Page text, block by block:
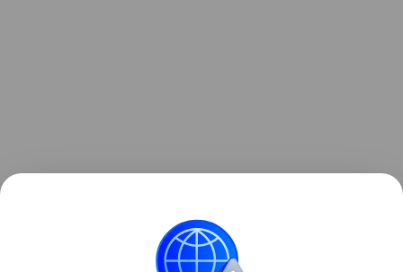
рассказывала
в Йеллоустоне посреди лета наступила зима.